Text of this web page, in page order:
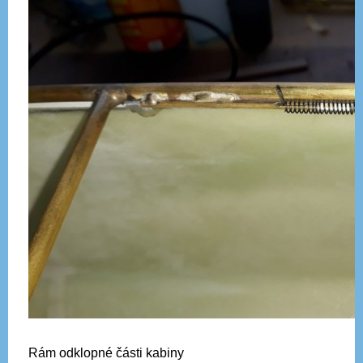
Rám odklopné části kabiny